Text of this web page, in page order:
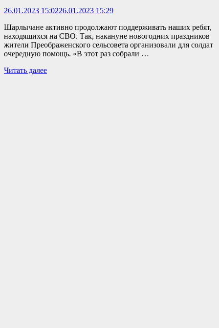
26.01.2023 15:0226.01.2023 15:29
Шарлычане активно продолжают поддерживать наших ребят,
находящихся на СВО. Так, накануне новогодних праздников
жители Преображенского сельсовета организовали для солдат
очередную помощь. «В этот раз собрали …
Читать далее